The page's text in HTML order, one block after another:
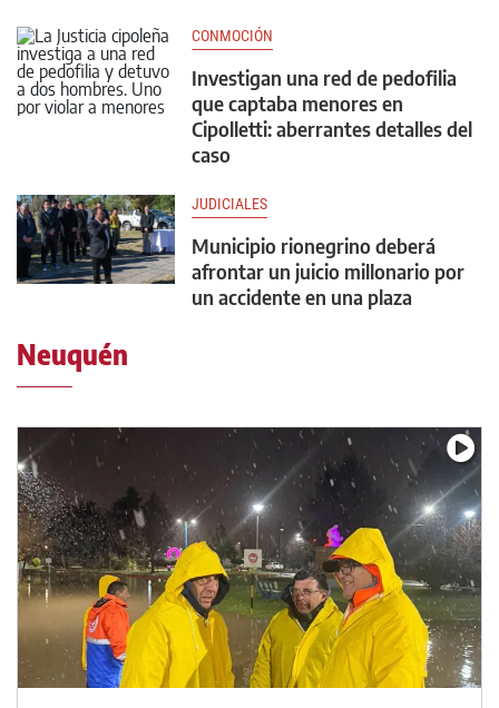
CONMOCIÓN
Investigan una red de pedofilia
que captaba menores en
Cipolletti: aberrantes detalles del
caso
JUDICIALES
Municipio rionegrino deberá
afrontar un juicio millonario por
un accidente en una plaza
Neuquén